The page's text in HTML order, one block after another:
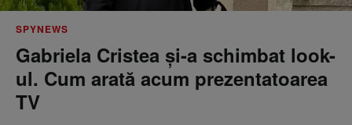
SPYNEWS
Gabriela Cristea și-a schimbat look-
ul. Cum arată acum prezentatoarea
TV